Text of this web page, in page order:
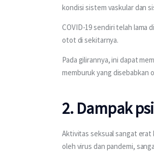
kondisi sistem vaskular dan
COVID-19 sendiri telah lama
otot di sekitarnya.
Pada gilirannya, ini dapat
memburuk yang disebabkan
2. Dampak
Aktivitas seksual sangat erat
oleh virus dan pandemi,